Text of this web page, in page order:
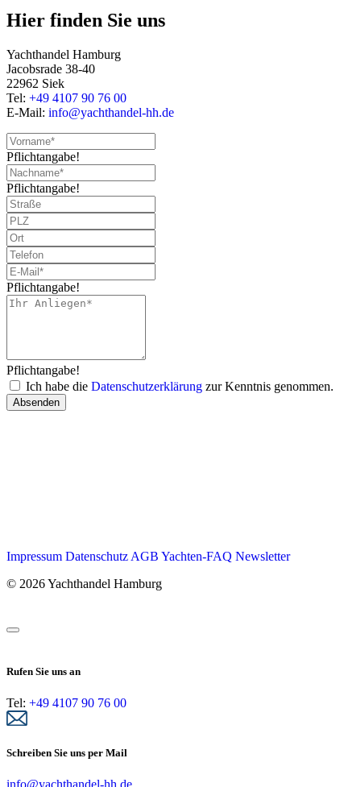
Hier finden Sie uns
Yachthandel Hamburg
Jacobsrade 38-40
22962 Siek
Tel: +49 4107 90 76 00
E-Mail: info@yachthandel-hh.de
Pflichtangabe!
Pflichtangabe!
Pflichtangabe!
Pflichtangabe!
Ich habe die Datenschutzerklärung zur Kenntnis genommen.
Absenden
Impressum Datenschutz AGB Yachten-FAQ Newsletter
© 2026 Yachthandel Hamburg
Rufen Sie uns an
Tel: +49 4107 90 76 00
Schreiben Sie uns per Mail